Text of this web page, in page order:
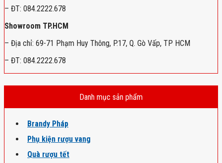
– ĐT: 084.2222.678
Showroom TP.HCM
– Địa chỉ: 69-71 Phạm Huy Thông, P.17, Q. Gò Vấp, TP HCM
– ĐT: 084.2222.678
Danh mục sản phẩm
Brandy Pháp
Phụ kiện rượu vang
Quà rượu tết